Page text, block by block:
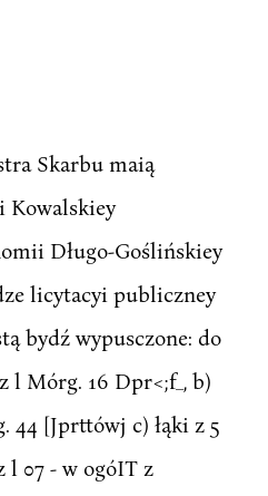
Skarbu maią
Kowalskiey
Długo-Goślińskiey
licytacyi publiczney
bydź wypusczone: do
l Mórg. 16 Dpr<;f_, b)
44 [Jprttówj c) łąki z 5
l 07 - w ogóIT z